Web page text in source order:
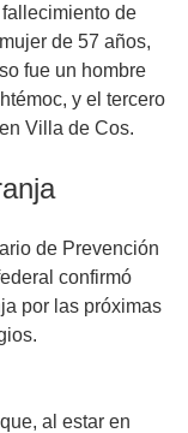
de
de 57 años,
fue un hombre
y el tercero
Villa de Cos.
de Prevención
confirmó
por las próximas
al estar en